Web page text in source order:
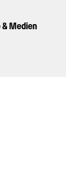
& Medien